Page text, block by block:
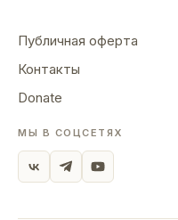
Публичная оферта
Контакты
Donate
МЫ В СОЦСЕТЯХ